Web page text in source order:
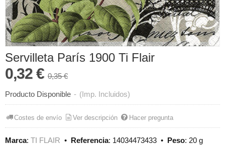
Servilleta París 1900 Ti Flair
0,32 € 0,35 €
Producto Disponible - (Imp. Incluidos)
Costes de envío Ver descripción Hacer pregunta
Marca: TI FLAIR • Referencia: 14034473433 • Peso: 20 g